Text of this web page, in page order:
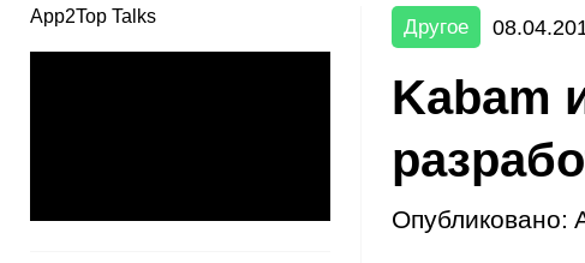
App2Top Talks Другое
Kabam
Опубликовано: